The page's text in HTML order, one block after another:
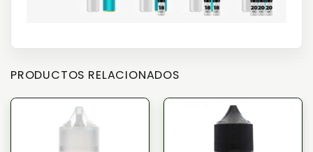
PRODUCTOS RELACIONADOS